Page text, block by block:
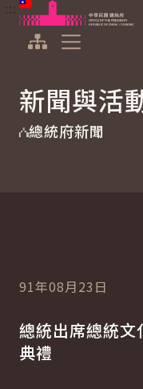
跳到主要內容
中華民國總統府
新聞與活
總統府新聞
91年08月23日
總統出席總統文
典禮